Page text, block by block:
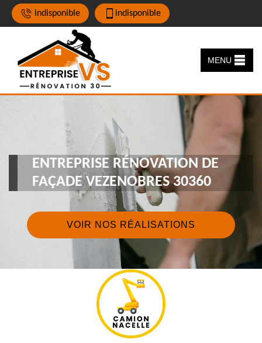
indisponible indisponible
MENU
ENTREPRISE RÉNOVATION DE
FAÇADE VEZENOBRES 30360
VOIR NOS RÉALISATIONS